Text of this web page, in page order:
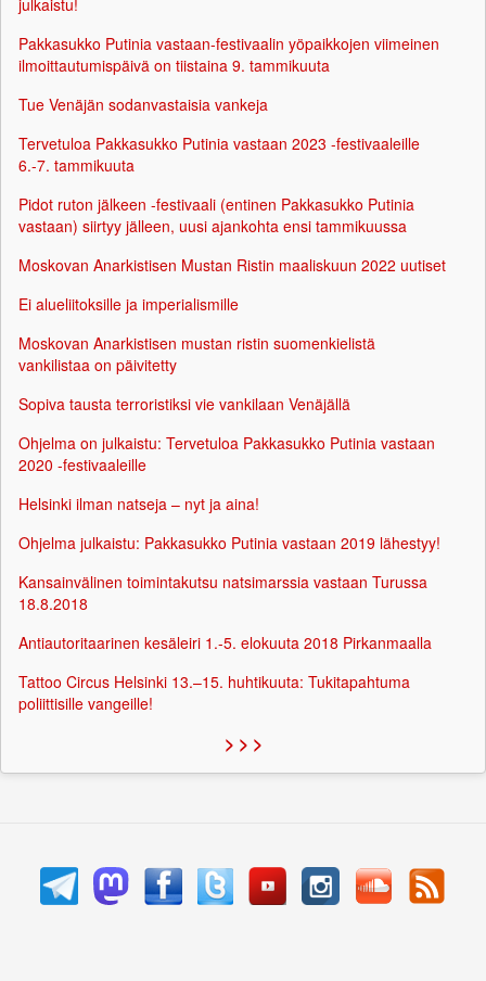
Pakkasukko Putinia vastaan-festivaalin yöpaikkojen viimeinen
ilmoittautumispäivä on tiistaina 9. tammikuuta
Tue Venäjän sodanvastaisia vankeja
Tervetuloa Pakkasukko Putinia vastaan 2023 -festivaaleille
6.-7. tammikuuta
Pidot ruton jälkeen -festivaali (entinen Pakkasukko Putinia
vastaan) siirtyy jälleen, uusi ajankohta ensi tammikuussa
Moskovan Anarkistisen Mustan Ristin maaliskuun 2022 uutiset
Ei alueliitoksille ja imperialismille
Moskovan Anarkistisen mustan ristin suomenkielistä
vankilistaa on päivitetty
Sopiva tausta terroristiksi vie vankilaan Venäjällä
Ohjelma on julkaistu: Tervetuloa Pakkasukko Putinia vastaan
2020 -festivaaleille
Helsinki ilman natseja – nyt ja aina!
Ohjelma julkaistu: Pakkasukko Putinia vastaan 2019 lähestyy!
Kansainvälinen toimintakutsu natsimarssia vastaan Turussa
18.8.2018
Antiautoritaarinen kesäleiri 1.-5. elokuuta 2018 Pirkanmaalla
Tattoo Circus Helsinki 13.–15. huhtikuuta: Tukitapahtuma
poliittisille vangeille!
> > >